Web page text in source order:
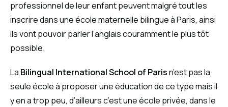
professionnel de leur enfant peuvent malgré tout les
inscrire dans une école maternelle bilingue à Paris, ainsi
ils vont pouvoir parler l’anglais couramment le plus tôt
possible.
La Bilingual International School of Parisn’est pas la
seule école à proposer une éducation de ce type mais il
y en a trop peu, d’ailleurs c’est une école privée, dans le